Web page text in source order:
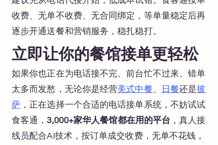
收费、无单不收费、无合同绑定，等单量稳定后再
逐步开通送餐和营销服务，稳扎稳打。
立即让你的餐馆接单更轻松
如果你也正在为电话接不完、前台忙不过来、错单
太多而发愁，无论你是经营美式中餐、 日餐还是披
萨 ，正在选择一个合适的电话接单系统，不妨试试
食客通，3,000+家华人餐馆都在用的平台 ，真人接
线员配合AI技术，按订单成交收费，无单不花钱，